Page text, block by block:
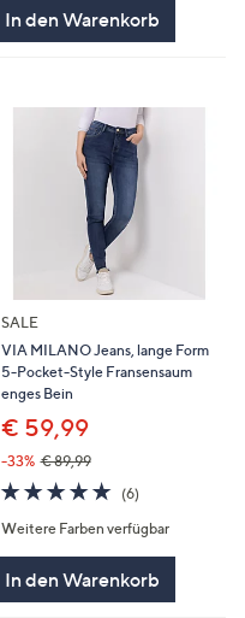
In den Warenkorb
SALE
VIA MILANO Jeans, lange Form
5-Pocket-Style Fransensaum
enges Bein
€ 59,99
-33% € 89,99
4.8
von
5
(6)6
Weitere Farben verfügbar
In den Warenkorb